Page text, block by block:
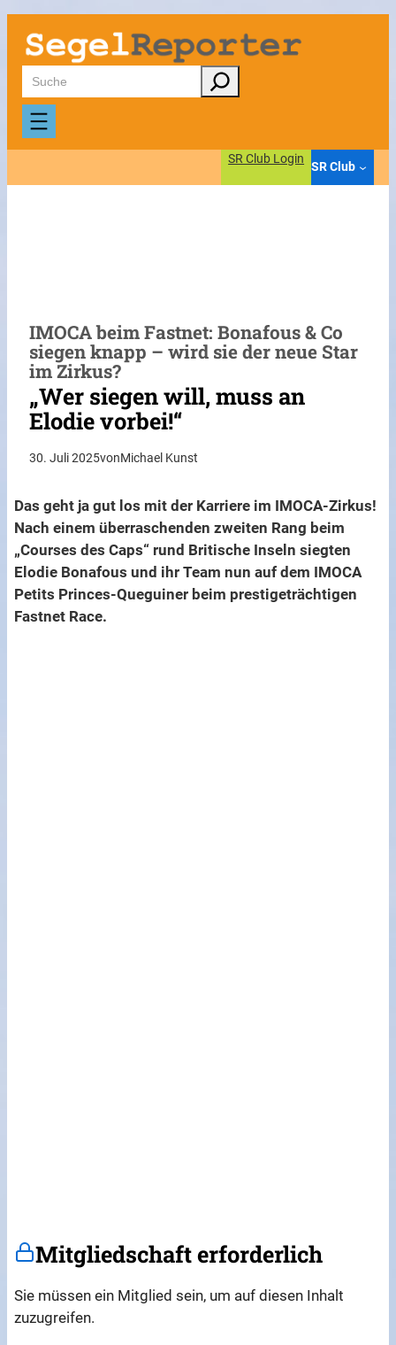
Zum
Inhalt
springen
Suchen
SR Club Login
SR Club
IMOCA beim Fastnet: Bonafous & Co
siegen knapp – wird sie der neue Star
im Zirkus?
„Wer siegen will, muss an
Elodie vorbei!“
30. Juli 2025vonMichael Kunst
Das geht ja gut los mit der Karriere im IMOCA-Zirkus!
Nach einem überraschenden zweiten Rang beim
„Courses des Caps“ rund Britische Inseln siegten
Elodie Bonafous und ihr Team nun auf dem IMOCA
Petits Princes-Queguiner beim prestigeträchtigen
Fastnet Race.
Mitgliedschaft erforderlich
Sie müssen ein Mitglied sein, um auf diesen Inhalt
zuzugreifen.